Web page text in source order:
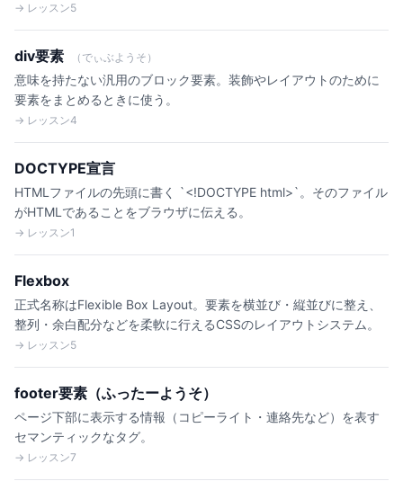
→ レッスン5
div要素 （でぃぶようそ）
意味を持たない汎用のブロック要素。装飾やレイアウトのために
要素をまとめるときに使う。
→ レッスン4
DOCTYPE宣言
HTMLファイルの先頭に書く `<!DOCTYPE html>`。そのファイル
がHTMLであることをブラウザに伝える。
→ レッスン1
Flexbox
正式名称はFlexible Box Layout。要素を横並び・縦並びに整え、
整列・余白配分などを柔軟に行えるCSSのレイアウトシステム。
→ レッスン5
footer要素（ふったーようそ）
ページ下部に表示する情報（コピーライト・連絡先など）を表す
セマンティックなタグ。
→ レッスン7